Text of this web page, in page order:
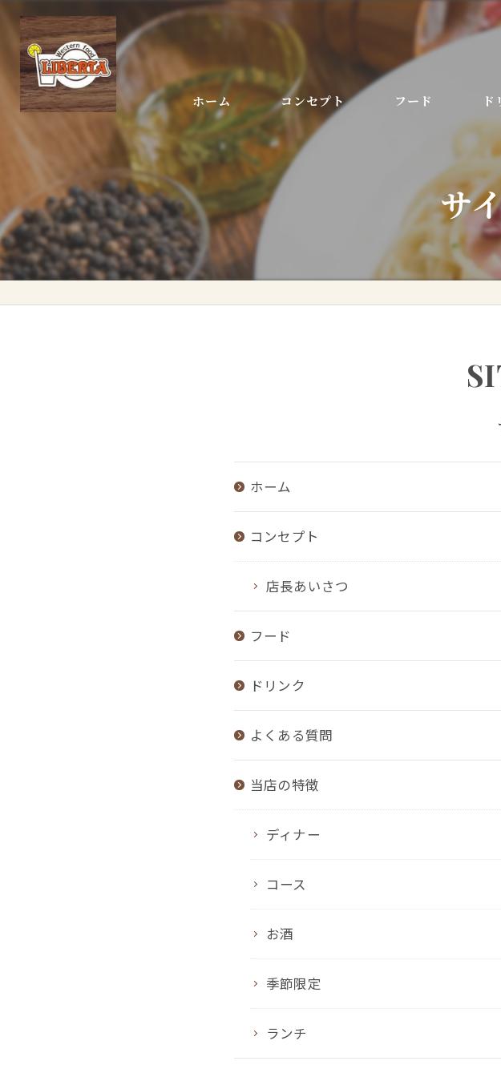
ホーム コンセプト
店長あいさつ
フード ド
サ
ホーム
コンセプト
店長あいさつ
フード
ドリンク
よくある質問
当店の特徴
ディナー
コース
お酒
季節限定
ランチ